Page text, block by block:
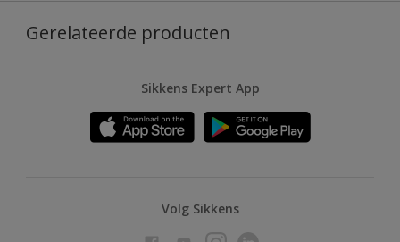
Gerelateerde producten
Sikkens Expert App
Volg Sikkens